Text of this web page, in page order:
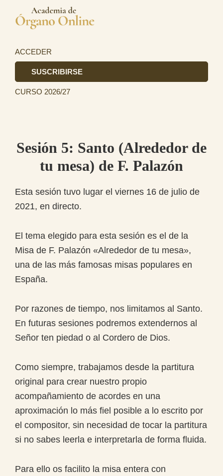
navegación
principal
principal
Órgano
primera
academia
de
Órgano
el
ámbito
ACCEDER
SUSCRIBIRSE
CURSO 2026/27
Sesión 5: Santo (Alrededor de
tu mesa) de F. Palazón
Esta sesión tuvo lugar el viernes 16 de julio de
2021, en directo.
El tema elegido para esta sesión es el de la
Misa de F. Palazón «Alrededor de tu mesa»,
una de las más famosas misas populares en
España.
Por razones de tiempo, nos limitamos al Santo.
En futuras sesiones podremos extendernos al
Señor ten piedad o al Cordero de Dios.
Como siempre, trabajamos desde la partitura
original para crear nuestro propio
acompañamiento de acordes en una
aproximación lo más fiel posible a lo escrito por
el compositor, sin necesidad de tocar la partitura
si no sabes leerla e interpretarla de forma fluida.
Para ello os facilito la misa entera con